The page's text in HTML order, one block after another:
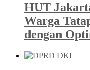
HUT
Warga
dengan